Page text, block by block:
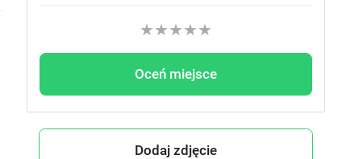
★
★
★
★
★
Oceń miejsce
Dodaj zdjęcie